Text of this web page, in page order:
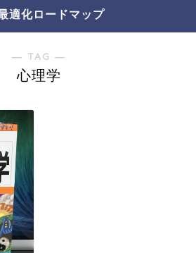
適化ロードマップ
― TAG ―
心理学